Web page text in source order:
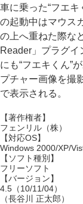
車に乗った“フエ
の起動中はマウス
の上へ重ねた際な
Reader」プラグ
にも“フエキくん”
プチャー画像を撮
で表示される。
【著作権者】
フェンリル（株）
【対応OS】
Windows 2000/XP/
【ソフト種別】
フリーソフト
【バージョン】
4.5（10/11/04）
（長谷川 正太郎）